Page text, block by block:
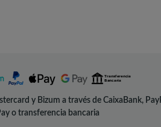
y Bizum a través de CaixaBank,
o transferencia bancaria